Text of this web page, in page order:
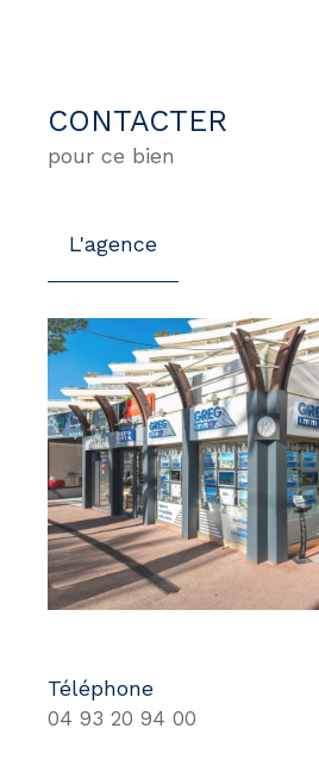
CONTACTER
pour ce bien
L'agence
Téléphone
04 93 20 94 00